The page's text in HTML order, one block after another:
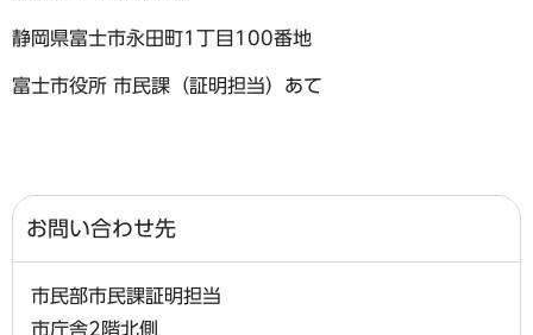
静岡県富士市永田町1丁目100番地
富士市役所 市民課（証明担当）あて
お問い合わせ先
市民部市民課証明担当
市庁舎2階北側